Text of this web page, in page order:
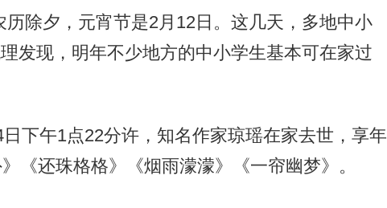
除夕，元宵节是2月12日。这几天，多地中小
发现，明年不少地方的中小学生基本可在家过
午1点22分许，知名作家琼瑶在家去世，享年
《还珠格格》《烟雨濛濛》《一帘幽梦》。